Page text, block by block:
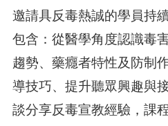
邀請具反毒熱誠的學員持
包含：從醫學角度認識毒
趨勢、藥癮者特性及防制
導技巧、提升聽眾興趣與
談分享反毒宣教經驗，課